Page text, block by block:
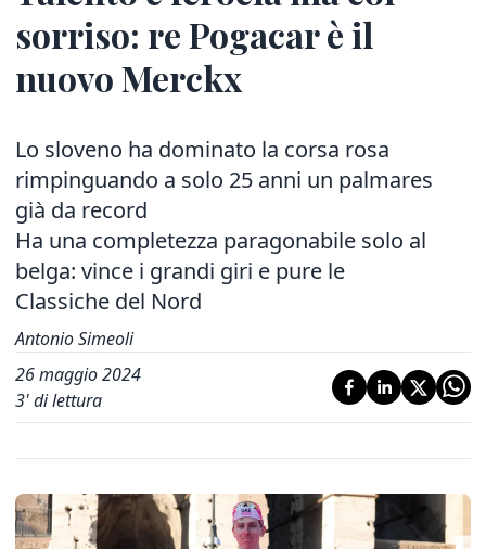
sorriso: re Pogacar è il
nuovo Merckx
Lo sloveno ha dominato la corsa rosa
rimpinguando a solo 25 anni un palmares
già da record
Ha una completezza paragonabile solo al
belga: vince i grandi giri e pure le
Classiche del Nord
Antonio Simeoli
26 maggio 2024
3' di lettura